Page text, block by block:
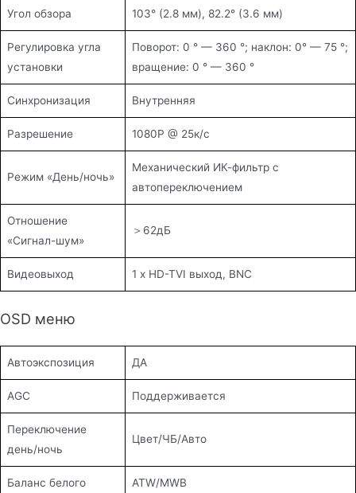
Угол обзора 103° (2.8 мм), 82.2° (3.6 мм)
Регулировка угла
установки
Поворот: 0 ° — 360 °; наклон: 0° — 75 °;
вращение: 0 ° — 360 °
Синхронизация Внутренняя
Разрешение 1080Р @ 25к/с
Режим «День/ночь»
Механический ИК-фильтр с
автопереключением
Отношение
«Сигнал-шум»
＞62дБ
Видеовыход 1 х HD-TVI выход, BNC
OSD меню
Автоэкспозиция ДА
AGC Поддерживается
Переключение
день/ночь
Цвет/ЧБ/Авто
Баланс белого ATW/MWB